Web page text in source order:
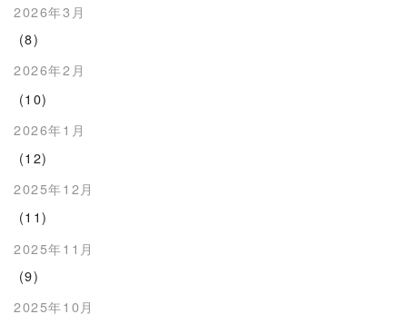
2026年3月
(8)
2026年2月
(10)
2026年1月
(12)
2025年12月
(11)
2025年11月
(9)
2025年10月